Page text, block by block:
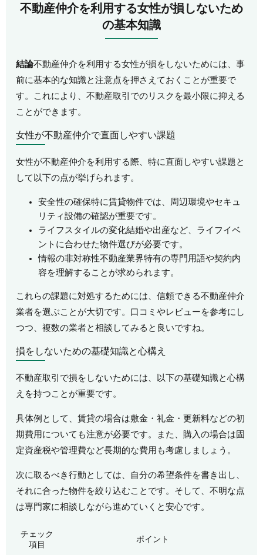
不動産仲介を利用する女性が損しないため
の基本知識
結論不動産仲介を利用する女性が損をしないためには、事
前に基本的な知識と注意点を押さえておくことが重要で
す。これにより、不動産取引でのリスクを最小限に抑える
ことができます。
女性が不動産仲介で直面しやすい課題
女性が不動産仲介を利用する際、特に直面しやすい課題と
して以下の点が挙げられます。
安全性の確保特に賃貸物件では、周辺環境やセキュ
リティ設備の確認が重要です。
ライフスタイルの変化結婚や出産など、ライフイベ
ントに合わせた物件選びが必要です。
情報の非対称性不動産業界特有の専門用語や契約内
容を理解することが求められます。
これらの課題に対処するためには、信頼できる不動産仲介
業者を選ぶことが大切です。口コミやレビューを参考にし
つつ、複数の業者と相談してみると良いですね。
損をしないための基礎知識と心構え
不動産取引で損をしないためには、以下の基礎知識と心構
えを持つことが重要です。
具体例として、賃貸の場合は敷金・礼金・更新料などの初
期費用についても注意が必要です。また、購入の場合は固
定資産税や管理費など長期的な費用も考慮しましょう。
次に取るべき行動としては、自分の希望条件を書き出し、
それに合った物件を絞り込むことです。そして、不明な点
は専門家に相談しながら進めていくと安心です。
チェック
項目
ポイント